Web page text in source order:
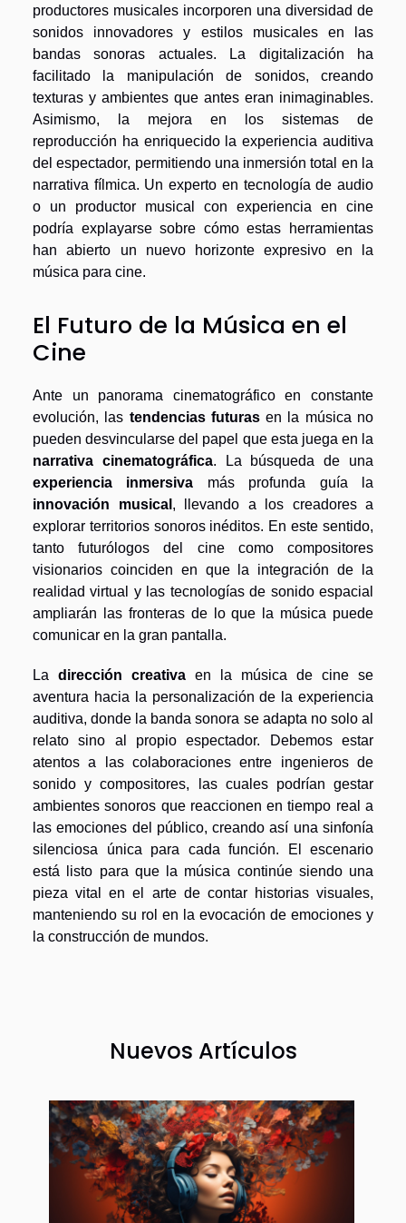
productores musicales incorporen una diversidad de
sonidos innovadores y estilos musicales en las
bandas sonoras actuales. La digitalización ha
facilitado la manipulación de sonidos, creando
texturas y ambientes que antes eran inimaginables.
Asimismo, la mejora en los sistemas de
reproducción ha enriquecido la experiencia auditiva
del espectador, permitiendo una inmersión total en la
narrativa fílmica. Un experto en tecnología de audio
o un productor musical con experiencia en cine
podría explayarse sobre cómo estas herramientas
han abierto un nuevo horizonte expresivo en la
música para cine.
El Futuro de la Música en el
Cine
Ante un panorama cinematográfico en constante
evolución, las tendencias futurasen la música no
pueden desvincularse del papel que esta juega en la
narrativa cinematográfica. La búsqueda de una
experiencia inmersiva más profunda guía la
innovación musical , llevando a los creadores a
explorar territorios sonoros inéditos. En este sentido,
tanto futurólogos del cine como compositores
visionarios coinciden en que la integración de la
realidad virtual y las tecnologías de sonido espacial
ampliarán las fronteras de lo que la música puede
comunicar en la gran pantalla.
La dirección creativa en la música de cine se
aventura hacia la personalización de la experiencia
auditiva, donde la banda sonora se adapta no solo al
relato sino al propio espectador. Debemos estar
atentos a las colaboraciones entre ingenieros de
sonido y compositores, las cuales podrían gestar
ambientes sonoros que reaccionen en tiempo real a
las emociones del público, creando así una sinfonía
silenciosa única para cada función. El escenario
está listo para que la música continúe siendo una
pieza vital en el arte de contar historias visuales,
manteniendo su rol en la evocación de emociones y
la construcción de mundos.
Nuevos Artículos